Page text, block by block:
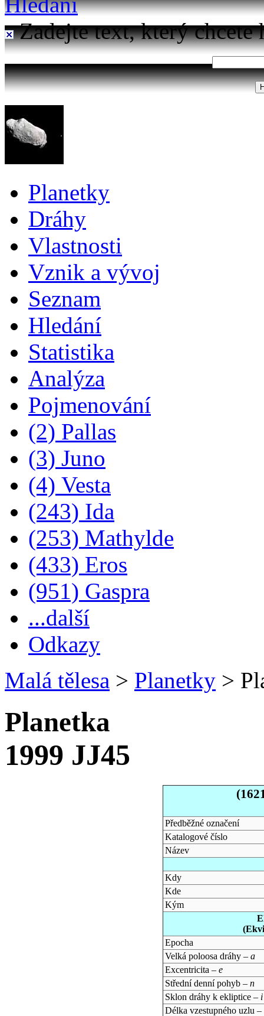
Zadejte text, který chcete
Planetky
Dráhy
Vlastnosti
Vznik a vývoj
Seznam
Hledání
Statistika
Analýza
Pojmenování
(2) Pallas
(3) Juno
(4) Vesta
(243) Ida
(253) Mathylde
(433) Eros
(951) Gaspra
...další
Odkazy
Malá tělesa > Planetky >
Planetka
1999 JJ45
Předběžné označení
Katalogové číslo
Název
Kdy
Kde
Kým
Epocha
Velká poloosa dráhy – a
Excentricita – e
Střední denní pohyb – n
Sklon dráhy k ekliptice – i
Délka vzestupného uzlu –